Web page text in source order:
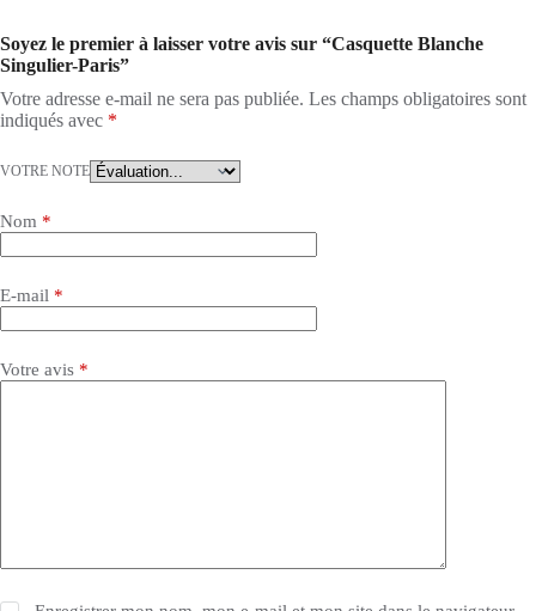
Soyez le premier à laisser votre avis sur “Casquette Blanche
Singulier-Paris”
Votre adresse e-mail ne sera pas publiée. Les champs obligatoires sont
indiqués avec *
VOTRE NOTE
Nom *
E-mail *
Votre avis *